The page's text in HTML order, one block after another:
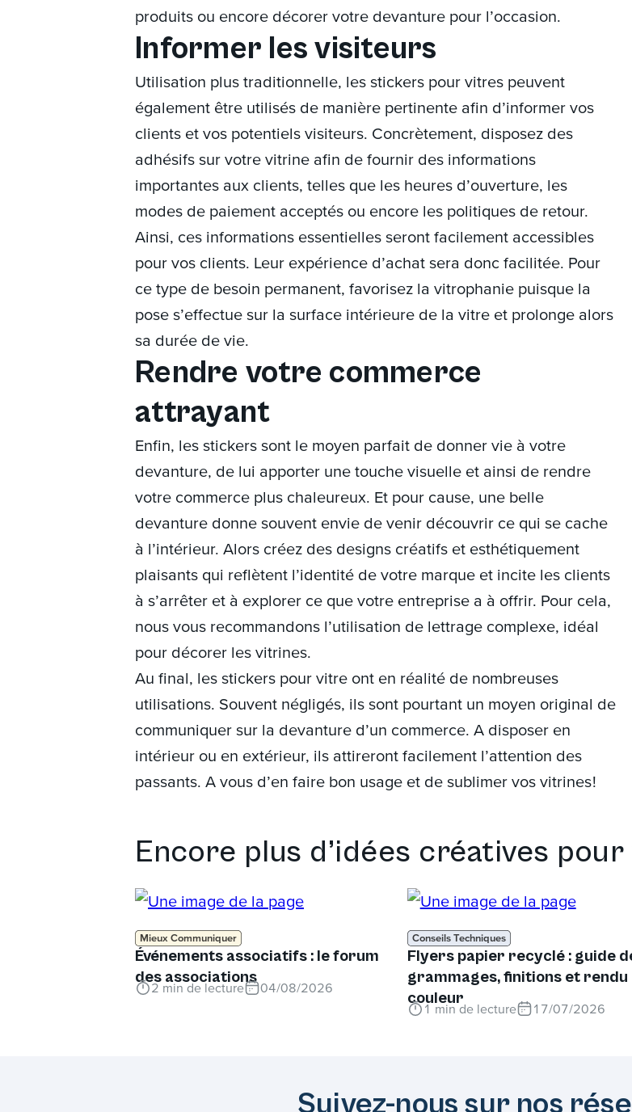
produits ou encore décorer votre devanture pour l’occasion.
Informer les visiteurs
Utilisation plus traditionnelle, les stickers pour vitres peuvent
également être utilisés de manière pertinente afin d’informer vos
clients et vos potentiels visiteurs. Concrètement, disposez des
adhésifs sur votre vitrine afin de fournir des informations
importantes aux clients, telles que les heures d’ouverture, les
modes de paiement acceptés ou encore les politiques de retour.
Ainsi, ces informations essentielles seront facilement accessibles
pour vos clients. Leur expérience d’achat sera donc facilitée. Pour
ce type de besoin permanent, favorisez la vitrophanie puisque la
pose s’effectue sur la surface intérieure de la vitre et prolonge alors
sa durée de vie.
Rendre votre commerce
attrayant
Enfin, les stickers sont le moyen parfait de donner vie à votre
devanture, de lui apporter une touche visuelle et ainsi de rendre
votre commerce plus chaleureux. Et pour cause, une belle
devanture donne souvent envie de venir découvrir ce qui se cache
à l’intérieur. Alors créez des designs créatifs et esthétiquement
plaisants qui reflètent l’identité de votre marque et incite les clients
à s’arrêter et à explorer ce que votre entreprise a à offrir. Pour cela,
nous vous recommandons l’utilisation de lettrage complexe, idéal
pour décorer les vitrines.
Au final, les stickers pour vitre ont en réalité de nombreuses
utilisations. Souvent négligés, ils sont pourtant un moyen original de
communiquer sur la devanture d’un commerce. A disposer en
intérieur ou en extérieur, ils attireront facilement l’attention des
passants. A vous d’en faire bon usage et de sublimer vos vitrines !
Encore plus d’idées créatives
Mieux Communiquer
Événements associatifs : le forum
des associations
2 min de lecture 04/08/2026
Conseils Techniques
Flyers papier recyclé : guide
grammages, finitions et rendu
couleur
1 min de lecture 17/07/2026
Suivez-nous sur nos